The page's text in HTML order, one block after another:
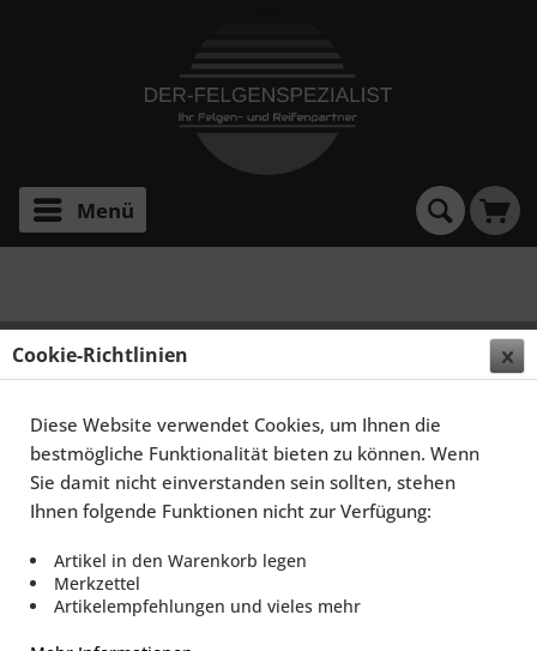
Menü
SCHMIDT FELGEN 16 ZOLL MODERN-LINE FÜR VW
PASSAT TYP 35I, HIGHGLOSS SILBER
Cookie-Richtlinien
Diese Website verwendet Cookies, um Ihnen die
bestmögliche Funktionalität bieten zu können. Wenn
Sie damit nicht einverstanden sein sollten, stehen
Ihnen folgende Funktionen nicht zur Verfügung:
Artikel in den Warenkorb legen
Merkzettel
Artikelempfehlungen und vieles mehr